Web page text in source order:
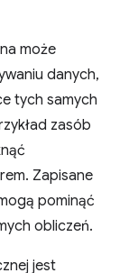
może
danych,
tych samych
zasób
Zapisane
pominąć
obliczeń.
jest